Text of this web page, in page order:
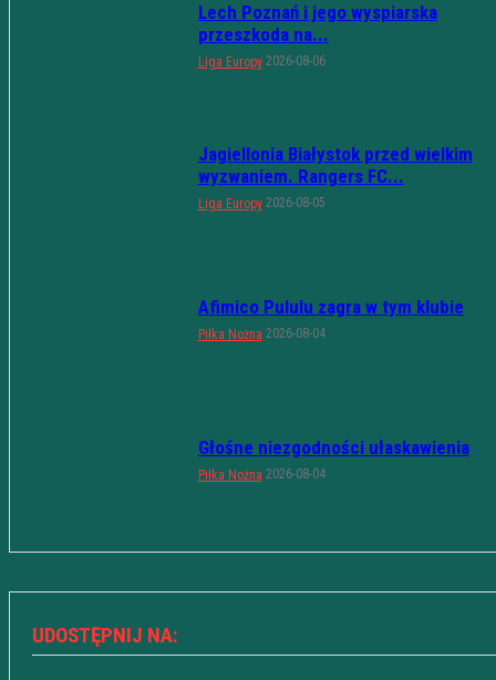
Lech Poznań i jego wyspiarska
przeszkoda na...
Liga Europy 2026-08-06
Jagiellonia Białystok przed wielkim
wyzwaniem. Rangers FC...
Liga Europy 2026-08-05
Afimico Pululu zagra w tym klubie
Piłka Nożna 2026-08-04
Głośne niezgodności ułaskawienia
Piłka Nożna 2026-08-04
UDOSTĘPNIJ NA: